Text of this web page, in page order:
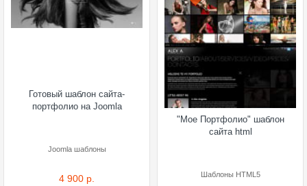
Готовый шаблон сайта-
портфолио на Joomla
Joomla шаблоны
4 900 р.
"Мое Портфолио" шаблон
сайта html
Шаблоны HTML5